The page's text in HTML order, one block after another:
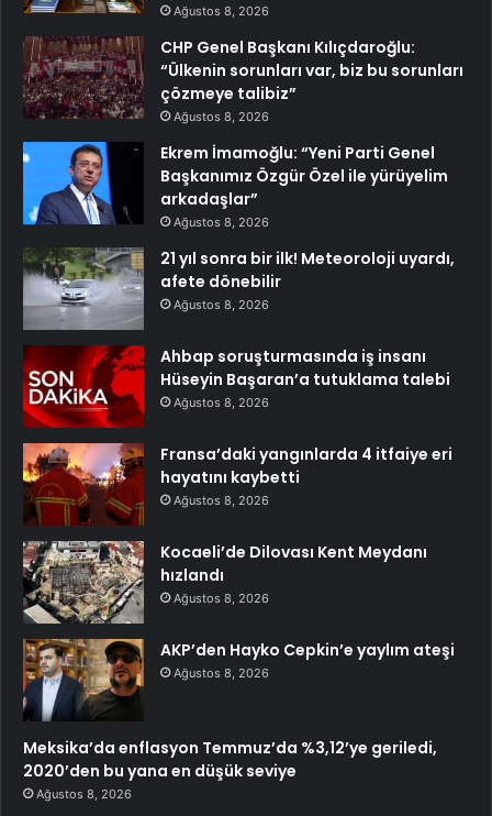
Ağustos 8, 2026
CHP Genel Başkanı Kılıçdaroğlu:
“Ülkenin sorunları var, biz bu sorunları
çözmeye talibiz”
Ağustos 8, 2026
Ekrem İmamoğlu: “Yeni Parti Genel
Başkanımız Özgür Özel ile yürüyelim
arkadaşlar”
Ağustos 8, 2026
21 yıl sonra bir ilk! Meteoroloji uyardı,
afete dönebilir
Ağustos 8, 2026
Ahbap soruşturmasında iş insanı
Hüseyin Başaran’a tutuklama talebi
Ağustos 8, 2026
Fransa’daki yangınlarda 4 itfaiye eri
hayatını kaybetti
Ağustos 8, 2026
Kocaeli’de Dilovası Kent Meydanı
hızlandı
Ağustos 8, 2026
AKP’den Hayko Cepkin’e yaylım ateşi
Ağustos 8, 2026
Meksika’da enflasyon Temmuz’da %3,12’ye geriledi,
2020’den bu yana en düşük seviye
Ağustos 8, 2026